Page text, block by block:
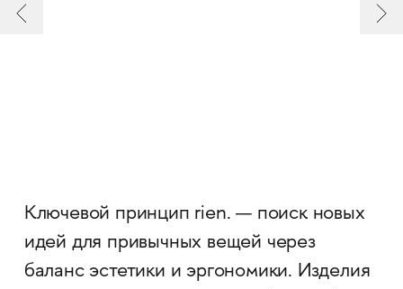
Ключевой принцип rien. — поиск новых
идей для привычных вещей через
баланс эстетики и эргономики. Изделия